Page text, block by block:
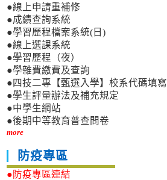
●線上申請重補修
●成績查詢系統
●學習歷程檔案系統(日)
●線上選課系統
●學習歷程（夜）
●學雜費繳費及查詢
●四技二專【甄選入學】校系代碼填寫
●學生評量辦法及補充規定
●中學生網站
●後期中等教育普查問卷
more
防疫專區
●防疫專區連結